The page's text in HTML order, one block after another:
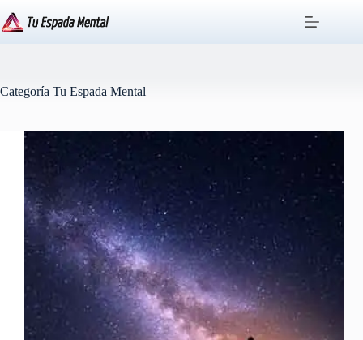
al
contenido
Categoría Tu Espada Mental